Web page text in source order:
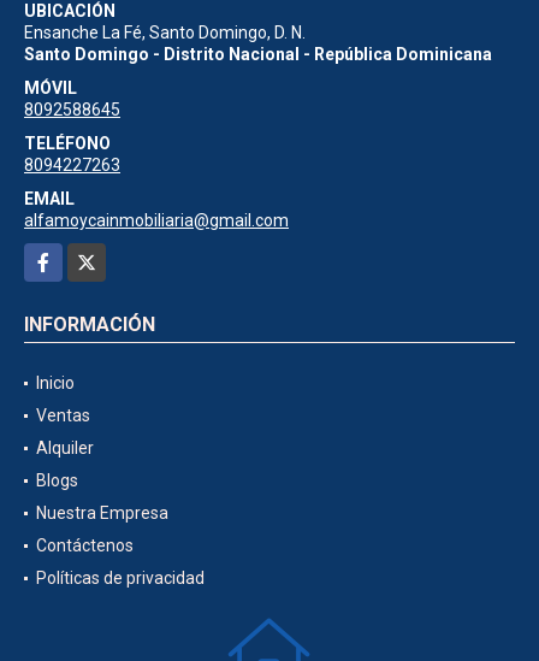
UBICACIÓN
Ensanche La Fé, Santo Domingo, D. N.
Santo Domingo - Distrito Nacional - República Dominicana
MÓVIL
8092588645
TELÉFONO
8094227263
EMAIL
alfamoycainmobiliaria@gmail.com
Facebook
INFORMACIÓN
Inicio
Ventas
Alquiler
Blogs
Nuestra Empresa
Contáctenos
Políticas de privacidad